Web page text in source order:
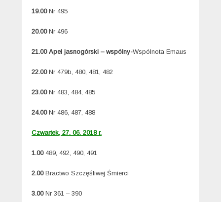
19.00Nr 495
20.00Nr 496
21.00 Apel jasnogórski – wspólny-Wspólnota Emaus
22.00Nr 479b, 480, 481, 482
23.00Nr 483, 484, 485
24.00Nr 486, 487, 488
Czwartek, 27. 06. 2018 r.
1.00 489, 492, 490, 491
2.00Bractwo Szczęśliwej Śmierci
3.00 Nr 361 – 390